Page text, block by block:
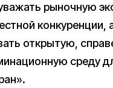
рыночную
конкуренции,
открытую,
среду